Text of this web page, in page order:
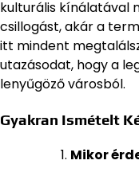
kulturális kínálatával
csillogást, akár a
itt mindent
utazásodat, hogy a
lenyűgöző városból.
Gyakran Ismételt
Mikor